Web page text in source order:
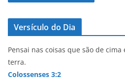
Versículo do Dia
Pensai nas coisas que são de cima
terra.
Colossenses 3:2